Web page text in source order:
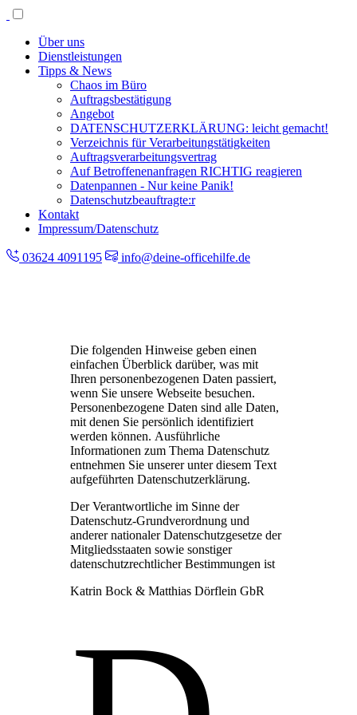
Über uns
Dienstleistungen
Tipps & News
Chaos im Büro
Auftragsbestätigung
Angebot
DATENSCHUTZERKLÄRUNG: leicht gemacht!
Verzeichnis für Verarbeitungstätigkeiten
Auftragsverarbeitungsvertrag
Auf Betroffenenanfragen RICHTIG reagieren
Datenpannen - Nur keine Panik!
Datenschutzbeauftragte:r
Kontakt
Impressum/Datenschutz
03624 4091195 info@deine-officehilfe.de
Die folgenden Hinweise geben einen
einfachen Überblick darüber, was mit
Ihren personenbezogenen Daten passiert,
wenn Sie unsere Webseite besuchen.
Personenbezogene Daten sind alle Daten,
mit denen Sie persönlich identifiziert
werden können. Ausführliche
Informationen zum Thema Datenschutz
entnehmen Sie unserer unter diesem Text
aufgeführten Datenschutzerklärung.
Der Verantwortliche im Sinne der
Datenschutz-Grundverordnung und
anderer nationaler Datenschutzgesetze der
Mitgliedsstaaten sowie sonstiger
datenschutzrechtlicher Bestimmungen ist
Katrin Bock & Matthias Dörflein GbR